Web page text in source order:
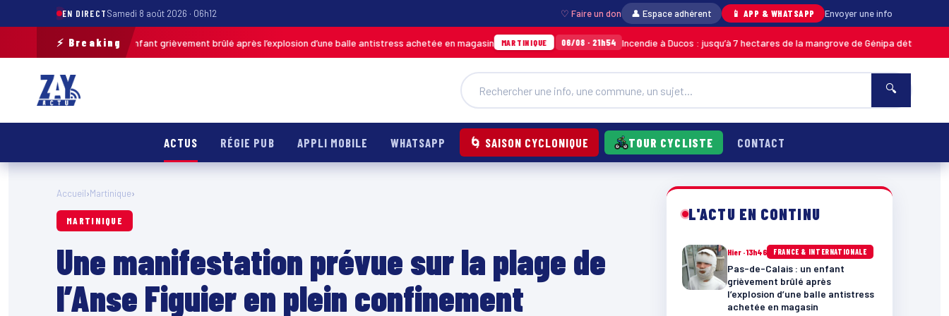
EN DIRECTSamedi 8 août 2026 · 06h12 ♡ Faire un don 👤 Espace adhérent 📱 APP & WHATSAPP Envoyer une info
⚡ Breaking
de-Calais : un enfant grièvement brûlé après l’explosion d’une balle antistress achetée en magasin MARTINIQUE 06/08 · 21h54 Incendie à Ducos : jusqu’à 7 hectares de la mangrove de Génipa détruits, le feu
🔍
ACTUS RÉGIE PUB APPLI MOBILE WHATSAPP 🌀 SAISON CYCLONIQUE TOUR CYCLISTE CONTACT
Accueil›Martinique›
MARTINIQUE
Une manifestation prévue sur la plage de
l’Anse Figuier en plein confinement
L'ACTU EN CONTINU
Hier · 13h46 FRANCE & INTERNATIONALE
Pas-de-Calais : un enfant
grièvement brûlé après
l’explosion d’une balle antistress
achetée en magasin